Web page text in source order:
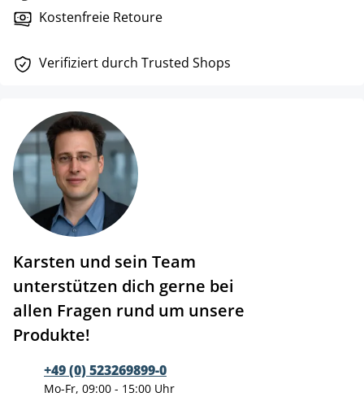
Kostenfreie Retoure
Verifiziert durch Trusted Shops
Karsten und sein Team
unterstützen dich gerne bei
allen Fragen rund um unsere
Produkte!
+49 (0) 523269899-0
Mo-Fr, 09:00 - 15:00 Uhr